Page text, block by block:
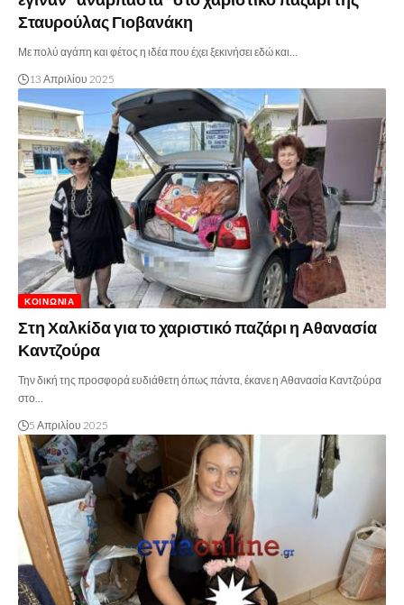
Σταυρούλας Γιοβανάκη
Με πολύ αγάπη και φέτος η ιδέα που έχει ξεκινήσει εδώ και…
13 Απριλίου 2025
ΚΟΙΝΩΝΊΑ
Στη Χαλκίδα για το χαριστικό παζάρι η Αθανασία
Καντζούρα
Την δική της προσφορά ευδιάθετη όπως πάντα, έκανε η Αθανασία Καντζούρα
στο…
5 Απριλίου 2025